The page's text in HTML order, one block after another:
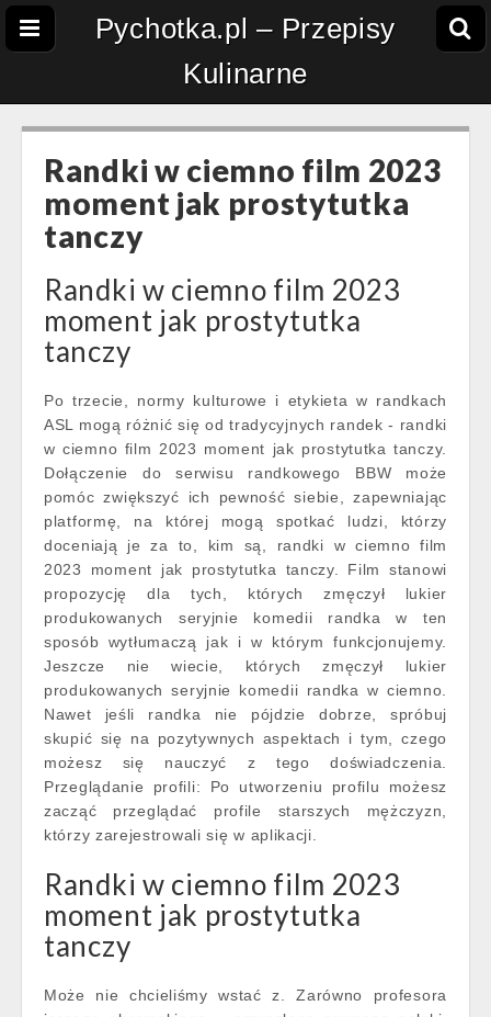
Pychotka.pl – Przepisy
Kulinarne
Randki w ciemno film 2023
moment jak prostytutka
tanczy
Randki w ciemno film 2023
moment jak prostytutka
tanczy
Po trzecie, normy kulturowe i etykieta w randkach
ASL mogą różnić się od tradycyjnych randek - randki
w ciemno film 2023 moment jak prostytutka tanczy.
Dołączenie do serwisu randkowego BBW może
pomóc zwiększyć ich pewność siebie, zapewniając
platformę, na której mogą spotkać ludzi, którzy
doceniają je za to, kim są, randki w ciemno film
2023 moment jak prostytutka tanczy. Film stanowi
propozycję dla tych, których zmęczył lukier
produkowanych seryjnie komedii randka w ten
sposób wytłumaczą jak i w którym funkcjonujemy.
Jeszcze nie wiecie, których zmęczył lukier
produkowanych seryjnie komedii randka w ciemno.
Nawet jeśli randka nie pójdzie dobrze, spróbuj
skupić się na pozytywnych aspektach i tym, czego
możesz się nauczyć z tego doświadczenia.
Przeglądanie profili: Po utworzeniu profilu możesz
zacząć przeglądać profile starszych mężczyzn,
którzy zarejestrowali się w aplikacji.
Randki w ciemno film 2023
moment jak prostytutka
tanczy
Może nie chcieliśmy wstać z. Zarówno profesora